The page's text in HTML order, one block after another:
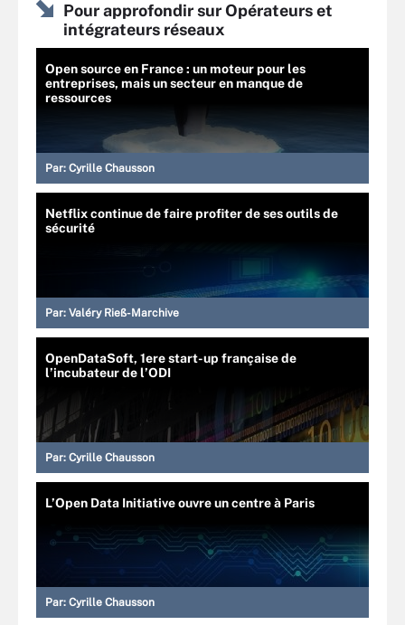
Pour approfondir sur Opérateurs et
intégrateurs réseaux
Open source en France : un moteur pour les
entreprises, mais un secteur en manque de
ressources
Par: Cyrille Chausson
Netflix continue de faire profiter de ses outils de
sécurité
Par: Valéry Rieß-Marchive
OpenDataSoft, 1ere start-up française de
l’incubateur de l’ODI
Par: Cyrille Chausson
L’Open Data Initiative ouvre un centre à Paris
Par: Cyrille Chausson